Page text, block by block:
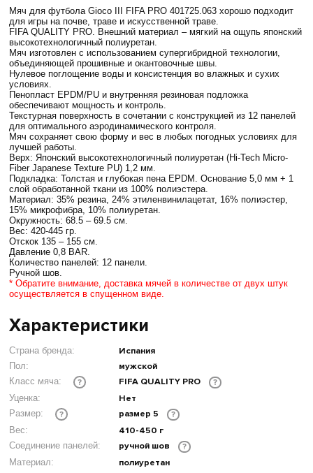
Мяч для футбола Gioco III FIFA PRO 401725.063 хорошо подходит
для игры на почве, траве и искусственной траве.
FIFA QUALITY PRO. Внешний материал – мягкий на ощупь японский
высокотехнологичный полиуретан.
Мяч изготовлен с использованием супергибридной технологии,
объединяющей прошивные и окантовочные швы.
Нулевое поглощение воды и консистенция во влажных и сухих
условиях.
Пенопласт EPDM/PU и внутренняя резиновая подложка
обеспечивают мощность и контроль.
Текстурная поверхность в сочетании с конструкцией из 12 панелей
для оптимального аэродинамического контроля.
Мяч сохраняет свою форму и вес в любых погодных условиях для
лучшей работы.
Верх: Японский высокотехнологичный полиуретан (Hi-Tech Micro-
Fiber Japanese Texture PU) 1,2 мм.
Подкладка: Толстая и глубокая пена EPDM. Основание 5,0 мм + 1
слой обработанной ткани из 100% полиэстера.
Материал: 35% резина, 24% этиленвинилацетат, 16% полиэстер,
15% микрофибра, 10% полиуретан.
Окружность: 68.5 – 69.5 см.
Вес: 420-445 гр.
Отскок 135 – 155 см.
Давление 0,8 BAR.
Количество панелей: 12 панели.
Ручной шов.
* Обратите внимание, доставка мячей в количестве от двух штук
осуществляется в спущенном виде.
Характеристики
Страна бренда: Испания
Пол: мужской
Класс мяча: ? FIFA QUALITY PRO ?
Уценка: Нет
Размер: ? размер 5 ?
Вес: 410-450 г
Соединение панелей: ручной шов ?
Материал: полиуретан